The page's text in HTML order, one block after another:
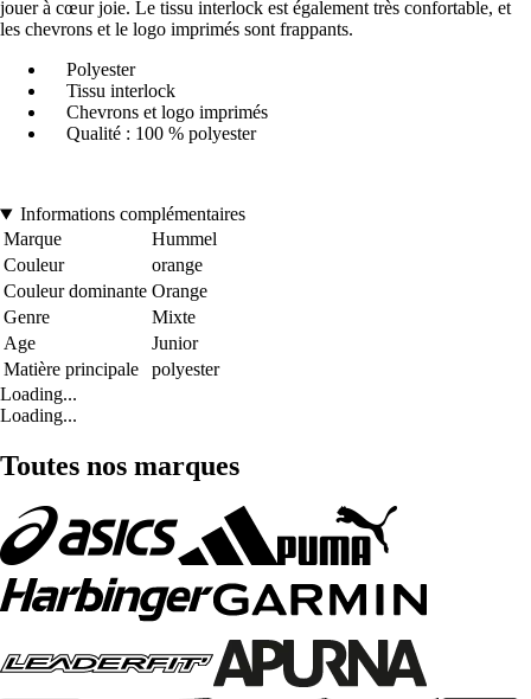
jouer à cœur joie. Le tissu interlock est également très confortable, et
les chevrons et le logo imprimés sont frappants.
Polyester
Tissu interlock
Chevrons et logo imprimés
Qualité : 100 % polyester
Informations complémentaires
Marque
Hummel
Couleur
orange
Couleur dominante Orange
Genre
Mixte
Age
Junior
Matière principale
polyester
Loading...
Loading...
Toutes nos marques